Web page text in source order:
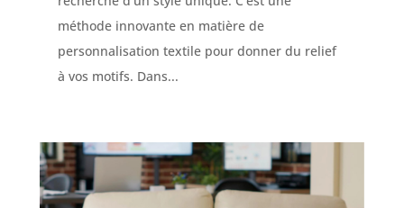
méthode innovante en matière de
personnalisation textile pour donner du relief
à vos motifs. Dans...